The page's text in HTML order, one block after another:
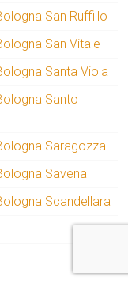
San Ruffillo
San Vitale
Santa Viola
Santo
Saragozza
Savena
Scandellara